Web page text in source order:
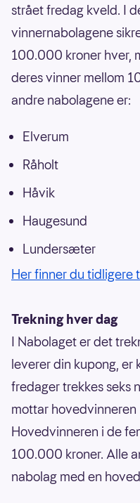
strået fredag kveld. I
vinnernabolagene
100.000 kroner hver,
deres vinner mellom
andre nabolagene er:
Elverum
Råholt
Håvik
Haugesund
Lundersæter
Her finner du tidligere
Trekning hver dag
I Nabolaget er det
leverer din kupong, er
fredager trekkes seks
mottar hovedvinneren
Hovedvinneren i de
100.000 kroner. Alle
nabolag med en